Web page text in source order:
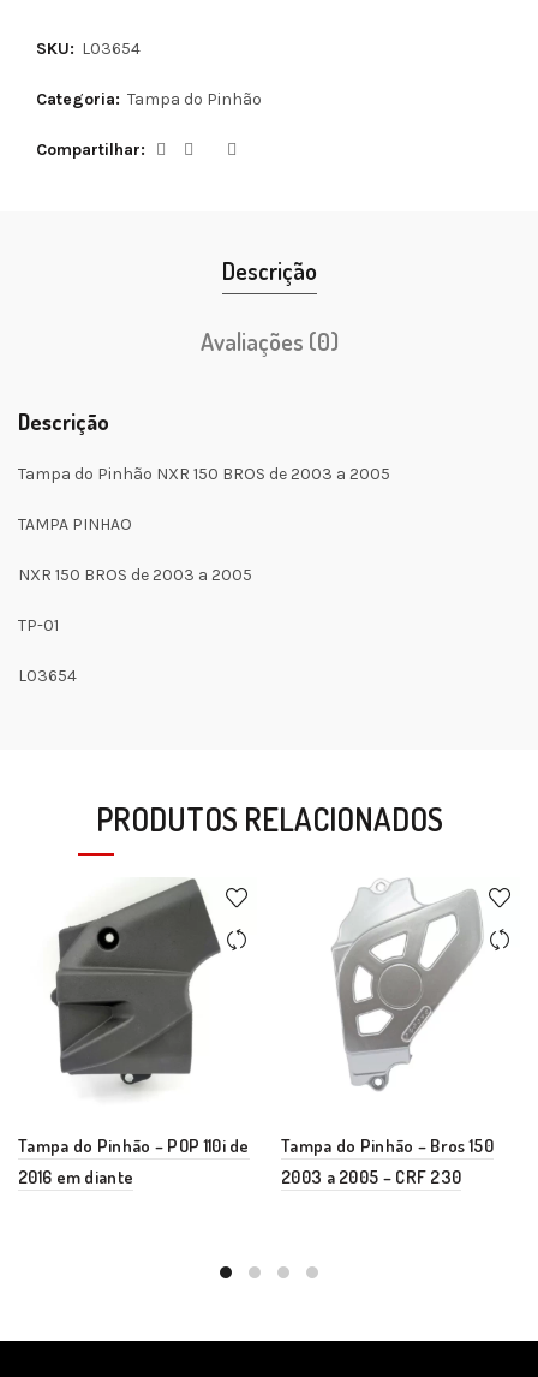
SKU: L03654
Categoria: Tampa do Pinhão
Compartilhar
Descrição
Avaliações (0)
Descrição
Tampa do Pinhão NXR 150 BROS de 2003 a 2005
TAMPA PINHAO
NXR 150 BROS de 2003 a 2005
TP-01
L03654
PRODUTOS RELACIONADOS
Tampa do Pinhão – POP 110i de
2016 em diante
Tampa do Pinhão – Bros 150
2003 a 2005 – CRF 230